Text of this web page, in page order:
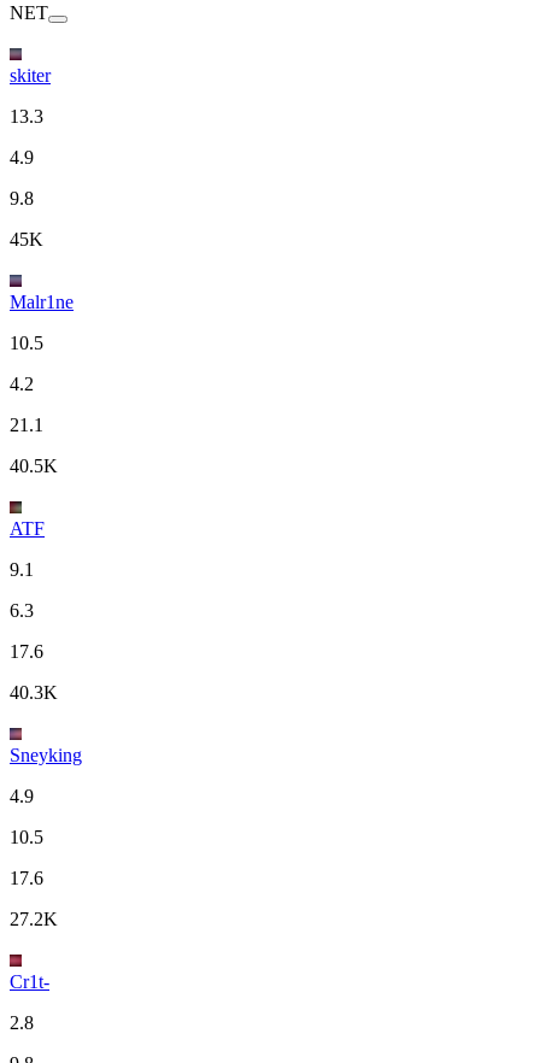
NET
skiter
13.3
4.9
9.8
45K
Malr1ne
10.5
4.2
21.1
40.5K
ATF
9.1
6.3
17.6
40.3K
Sneyking
4.9
10.5
17.6
27.2K
Cr1t-
2.8